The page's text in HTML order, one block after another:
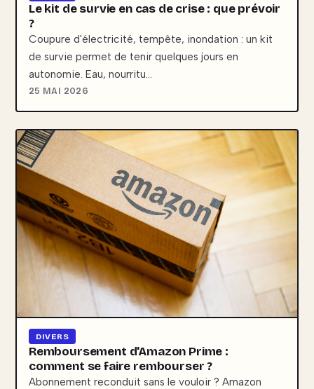
Le kit de survie en cas de crise : que prévoir
?
Coupure d'électricité, tempête, inondation : un kit
de survie permet de tenir quelques jours en
autonomie. Eau, nourritu…
25 MAI 2026
DIVERS
Remboursement d'Amazon Prime :
comment se faire rembourser ?
Abonnement reconduit sans le vouloir ? Amazon